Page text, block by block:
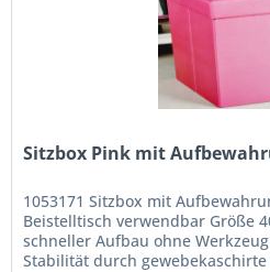
Sitzbox Pink mit
1053171 Sitzbox mit
Beistelltisch verwendbar Größe
schneller Aufbau ohne
Stabilität durch gewebekaschirte